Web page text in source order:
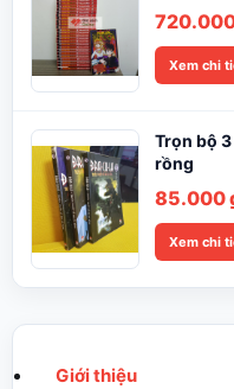
Xem chi
Trọn bộ
rồng
85.000
Xem chi
Giới thiệu